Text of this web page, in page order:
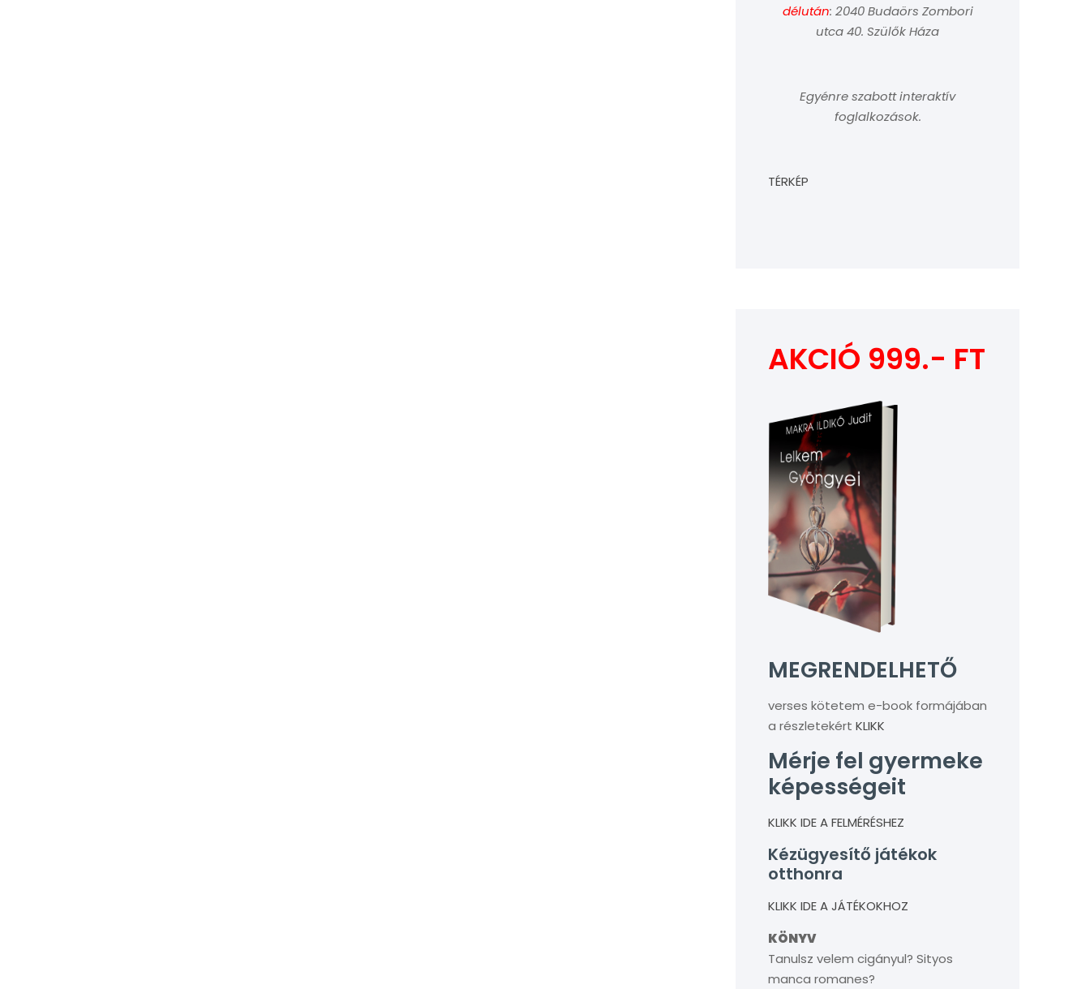
délután: 2040 Budaörs Zombori
utca 40. Szülők Háza
Egyénre szabott interaktív
foglalkozások.
TÉRKÉP
AKCIÓ 999.- FT
MEGRENDELHETŐ
verses kötetem e-book formájában
a részletekért KLIKK
Mérje fel gyermeke
képességeit
KLIKK IDE A FELMÉRÉSHEZ
Kézügyesítő játékok
otthonra
KLIKK IDE A JÁTÉKOKHOZ
KÖNYV
Tanulsz velem cigányul? Sityos
manca romanes?